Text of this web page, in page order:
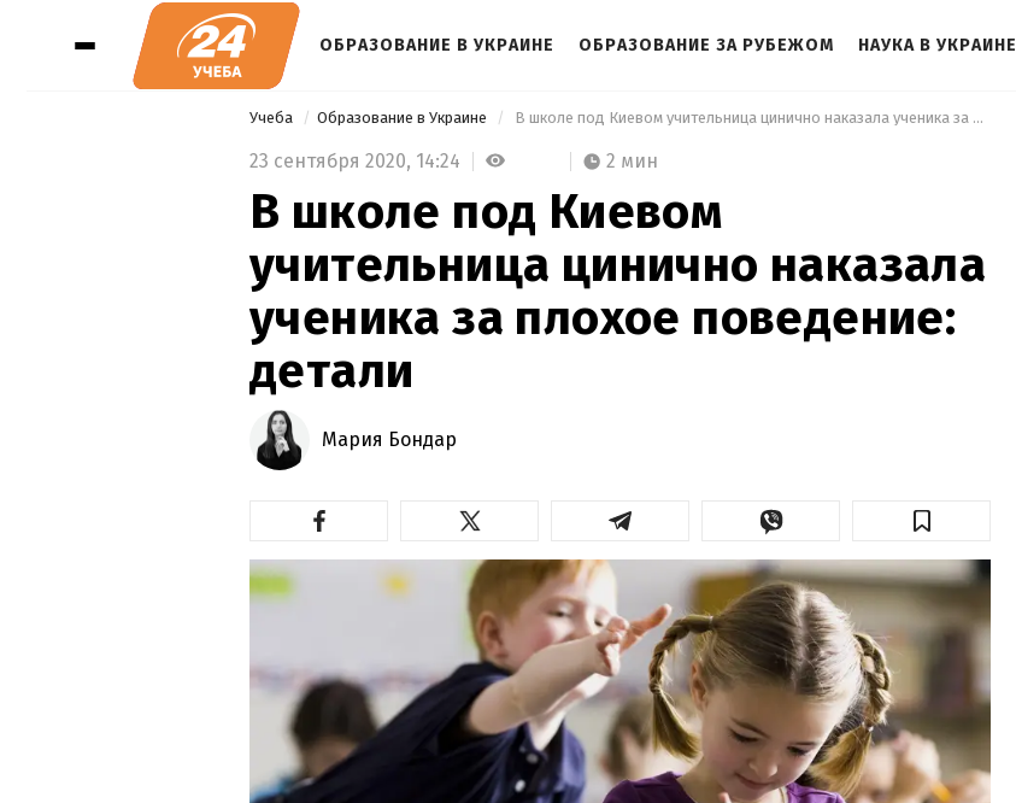
ОБРАЗОВАНИЕ В УКРАИНЕ ОБРАЗОВАНИЕ ЗА РУБЕЖОМ НАУКА В УКРАИНЕ
Учеба Образование в Украине В школе под Киевом учительница цинично наказала ученика за плохое поведение: детали
23 сентября 2020, 14:24 2 мин
В школе под Киевом
учительница цинично наказала
ученика за плохое поведение:
детали
Мария Бондар